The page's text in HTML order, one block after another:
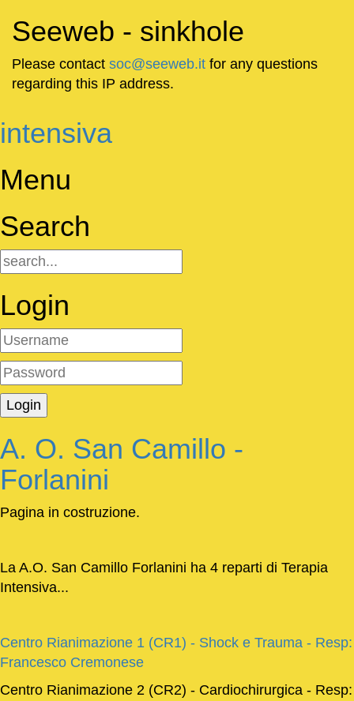
Seeweb - sinkhole
Please contact soc@seeweb.it for any questions
regarding this IP address.
intensiva
Menu
Search
Login
A. O. San Camillo -
Forlanini
Pagina in costruzione.
La A.O. San Camillo Forlanini ha 4 reparti di Terapia
Intensiva...
Centro Rianimazione 1 (CR1) - Shock e Trauma - Resp:
Francesco Cremonese
Centro Rianimazione 2 (CR2) - Cardiochirurgica - Resp: